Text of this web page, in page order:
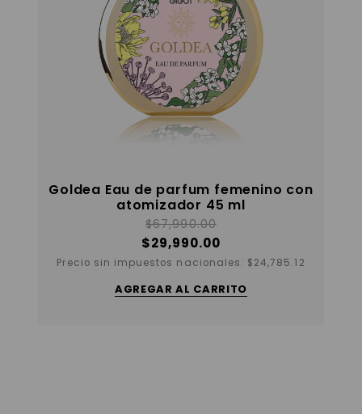
Goldea Eau de parfum femenino con
atomizador 45 ml
$67,990.00
$29,990.00
Precio sin impuestos nacionales: $24,785.12
AGREGAR AL CARRITO